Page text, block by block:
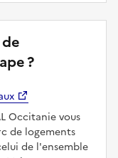
?
Occitanie vous
de logements
de l'ensemble